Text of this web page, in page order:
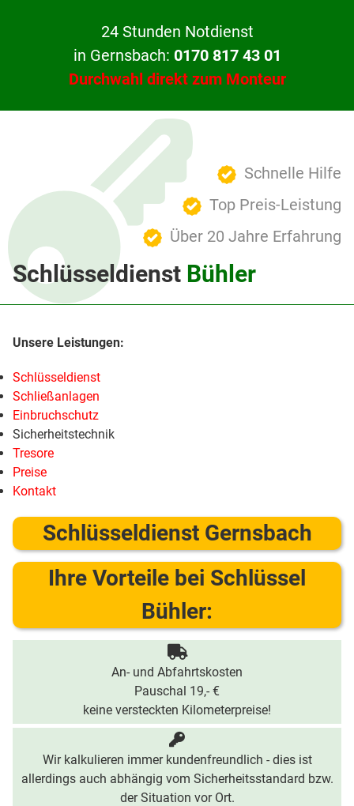
24 Stunden Notdienst
in Gernsbach: 0170 817 43 01
Durchwahl direkt zum Monteur
Schnelle Hilfe
Top Preis-Leistung
Über 20 Jahre Erfahrung
Schlüsseldienst Bühler
Schlüsseldienst
Schließanlagen
Einbruchschutz
Sicherheitstechnik
Tresore
Preise
Kontakt
Schlüsseldienst Gernsbach
Ihre Vorteile bei Schlüssel
Bühler:
An- und Abfahrtskosten
Pauschal 19,- €
keine versteckten Kilometerpreise!
Wir kalkulieren immer kundenfreundlich - dies ist
allerdings auch abhängig vom Sicherheitsstandard bzw.
der Situation vor Ort.